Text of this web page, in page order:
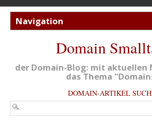
Domain
der Domain-Blog: mit aktuellen
das Thema
DOMAIN-ARTIKEL